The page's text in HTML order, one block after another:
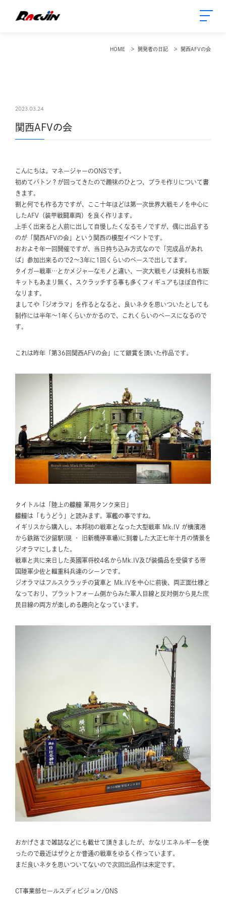
HOME 開発者の日記 関西AFVの会
2023.03.24
関西AFVの会
こんにちは。マネージャーのONSです。
初めてバトン？が回ってきたので趣味のひとつ、プラモ作りについて書
きます。
割と何でも作る方ですが、ここ十年ほどは第一次世界大戦モノを中心に
したAFV（装甲戦闘車両）を良く作ります。
上手く出来ると人前に出して自慢したくなるモノですが、偶に出品する
のが「関西AFVの会」という関西の模型イベントです。
おおよそ年一回開催ですが、当日持ち込み方式なので「完成品があれ
ば」参加出来るので2～3年に1回くらいのペースで出してます。
タイガー戦車…とかメジャーなモノと違い、一次大戦モノは資料も市販
キットもあまり無く、スクラッチする事も多くフィギュアもほぼ自作に
なります。
ましてや「ジオラマ」を作るとなると、良いネタを思いついたとしても
制作には半年〜1年くらいかかるので、これくらいのペースになるので
す。
これは昨年「第36回関西AFVの会」にて銀賞を頂いた作品です。
タイトルは「陸上の艨艟 軍用タンク来日」
艨艟は「もうどう」と読みます。軍艦の事ですね。
イギリスから購入し、本邦初の戦車となった大型戦車 Mk.IV が横濱港
から鉄路で汐留駅(現 ・ 旧新橋停車場)に到着した大正七年十月の情景を
ジオラマにしました。
戦車と共に来日した英國軍将校4名からMk.IV及び装備品を受領する帝
国陸軍少佐と輜重科兵達のシーンです。
ジオラマはフルスクラッチの貨車と Mk.IVを中心に前後、両正面仕様と
なっており、プラットフォーム側からみた軍人目線と反対側から見た庶
民目線の両方が楽しめる趣向となっています。
おかげさまで雑誌などにも載せて頂きましたが、かなりエネルギーを使
ったので最近はザクとか普通の戦車をゆるく作っています。
まだ良いネタを思いついてないので次回出品作は未定です。
CT事業部セールスディビジョン/ONS